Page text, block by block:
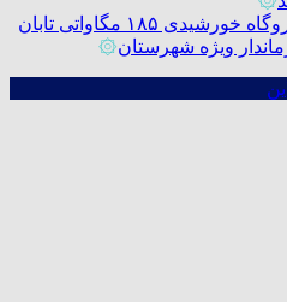
✅بررسی موانع احداث نیروگاه خورشیدی ۱۸۵ مگاواتی تابان
ویژه شهرستان۞